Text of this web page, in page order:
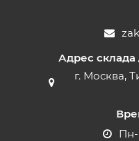
Адрес склада
г. Москва,
Пн-